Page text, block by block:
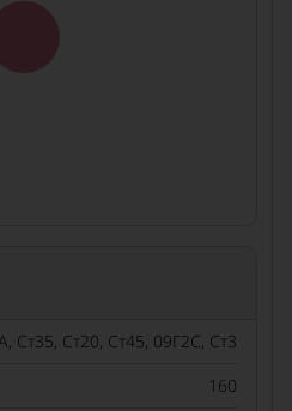
Ст35, Ст20, Ст45, 09Г2С, Ст3
160